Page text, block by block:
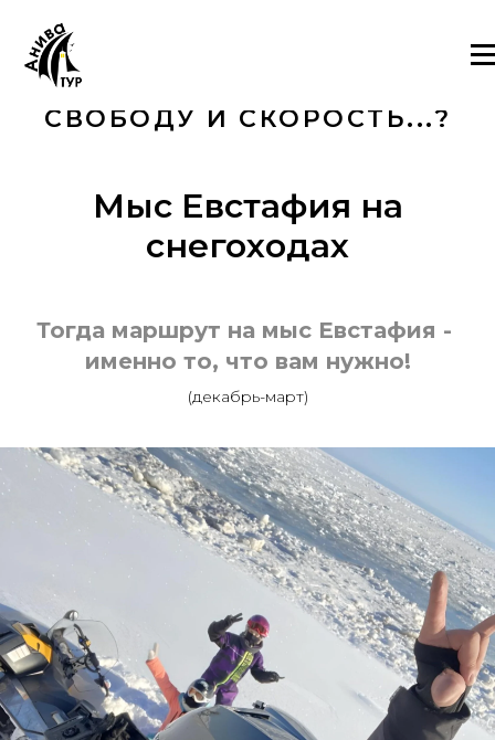
ХОТИТЕ ИСПЫТАТЬ МОЩЬ
СНЕГОХОДОВ,
СВОБОДУ И СКОРОСТЬ...?
Мыс Евстафия на
снегоходах
Тогда маршрут на мыс Евстафия -
именно то, что вам нужно!
(декабрь-март)